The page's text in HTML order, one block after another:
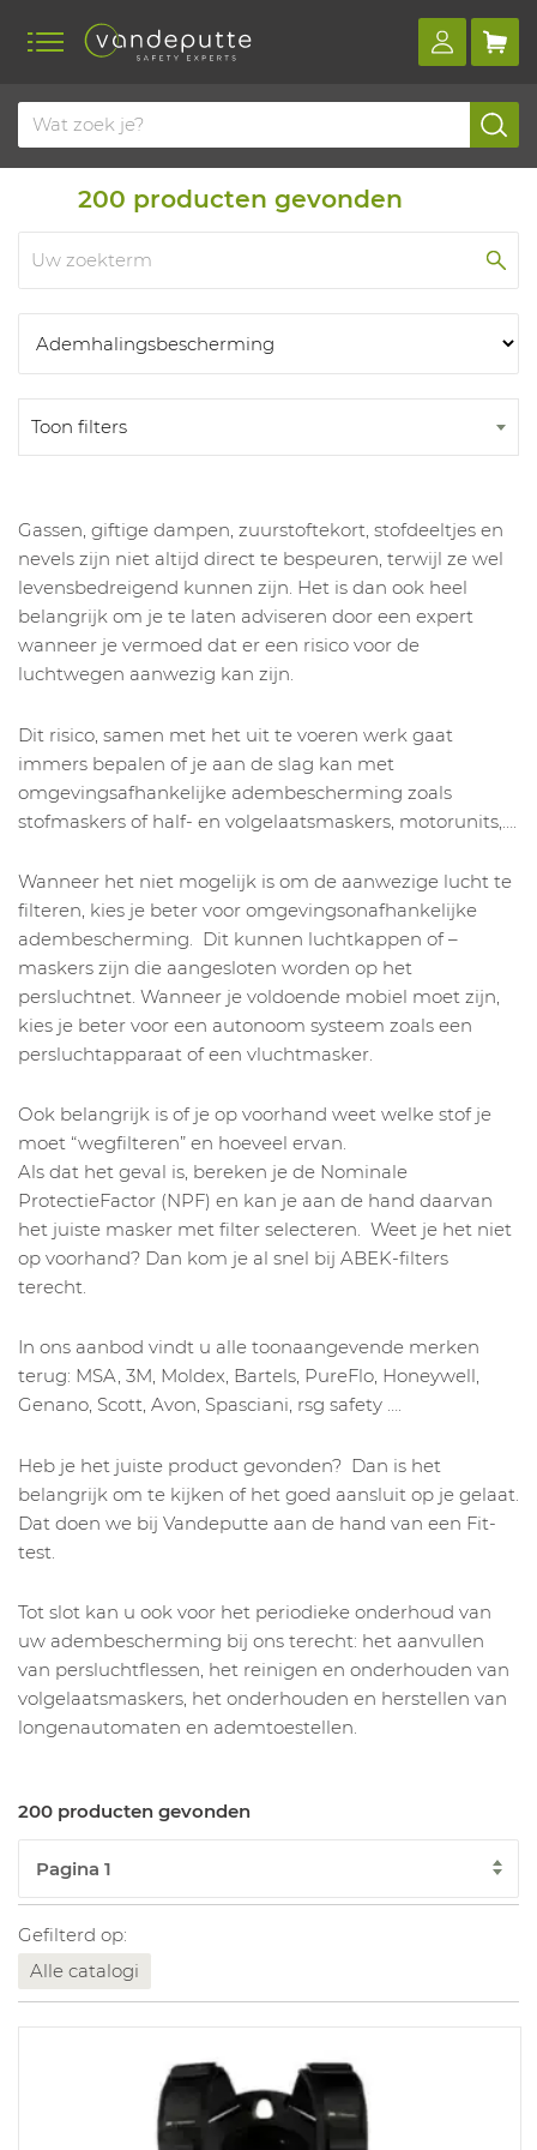
Home Producten
200 producten gevonden
Toon filters
Gassen, giftige dampen, zuurstoftekort, stofdeeltjes en
nevels zijn niet altijd direct te bespeuren, terwijl ze wel
levensbedreigend kunnen zijn. Het is dan ook heel
belangrijk om je te laten adviseren door een expert
wanneer je vermoed dat er een risico voor de
luchtwegen aanwezig kan zijn.
Dit risico, samen met het uit te voeren werk gaat
immers bepalen of je aan de slag kan met
omgevingsafhankelijke adembescherming zoals
stofmaskers of half- en volgelaatsmaskers, motorunits,….
Wanneer het niet mogelijk is om de aanwezige lucht te
filteren, kies je beter voor omgevingsonafhankelijke
adembescherming. Dit kunnen luchtkappen of –
maskers zijn die aangesloten worden op het
persluchtnet. Wanneer je voldoende mobiel moet zijn,
kies je beter voor een autonoom systeem zoals een
persluchtapparaat of een vluchtmasker.
Ook belangrijk is of je op voorhand weet welke stof je
moet “wegfilteren” en hoeveel ervan.
Als dat het geval is, bereken je de Nominale
ProtectieFactor (NPF) en kan je aan de hand daarvan
het juiste masker met filter selecteren. Weet je het niet
op voorhand? Dan kom je al snel bij ABEK-filters
terecht.
In ons aanbod vindt u alle toonaangevende merken
terug: MSA, 3M, Moldex, Bartels, PureFlo, Honeywell,
Genano, Scott, Avon, Spasciani, rsg safety ….
Heb je het juiste product gevonden? Dan is het
belangrijk om te kijken of het goed aansluit op je gelaat.
Dat doen we bij Vandeputte aan de hand van een Fit-
test.
Tot slot kan u ook voor het periodieke onderhoud van
uw adembescherming bij ons terecht: het aanvullen
van persluchtflessen, het reinigen en onderhouden van
volgelaatsmaskers, het onderhouden en herstellen van
longenautomaten en ademtoestellen.
200 producten gevonden
Gefilterd op:
Alle catalogi